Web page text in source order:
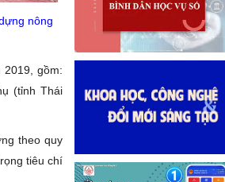
nông
gồm:
(tỉnh Thái
theo quy
tiêu chí